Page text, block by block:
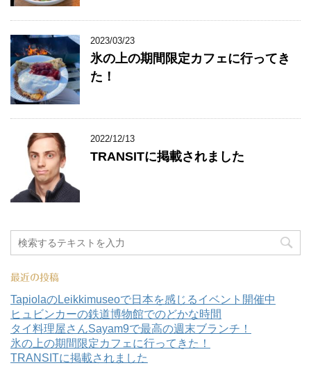
2023/03/23
氷の上の期間限定カフェに行ってき
た！
2022/12/13
TRANSITに掲載されました
最近の投稿
TapiolaのLeikkimuseoで日本を感じるイベント開催中
ヒュビンカーの鉄道博物館でのどかな時間
タイ料理屋さんSayam9で最高の週末ブランチ！
氷の上の期間限定カフェに行ってきた！
TRANSITに掲載されました